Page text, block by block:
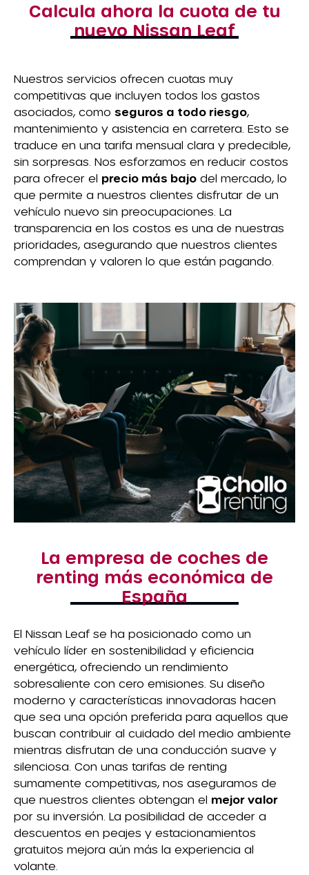
Calcula ahora la cuota de tu
nuevo Nissan Leaf
Nuestros servicios ofrecen cuotas muy
competitivas que incluyen todos los gastos
asociados, como seguros a todo riesgo,
mantenimiento y asistencia en carretera. Esto se
traduce en una tarifa mensual clara y predecible,
sin sorpresas. Nos esforzamos en reducir costos
para ofrecer el precio más bajo del mercado, lo
que permite a nuestros clientes disfrutar de un
vehículo nuevo sin preocupaciones. La
transparencia en los costos es una de nuestras
prioridades, asegurando que nuestros clientes
comprendan y valoren lo que están pagando.
La empresa de coches de
renting más económica de
España
El Nissan Leaf se ha posicionado como un
vehículo líder en sostenibilidad y eficiencia
energética, ofreciendo un rendimiento
sobresaliente con cero emisiones. Su diseño
moderno y características innovadoras hacen
que sea una opción preferida para aquellos que
buscan contribuir al cuidado del medio ambiente
mientras disfrutan de una conducción suave y
silenciosa. Con unas tarifas de renting
sumamente competitivas, nos aseguramos de
que nuestros clientes obtengan el mejor valor
por su inversión. La posibilidad de acceder a
descuentos en peajes y estacionamientos
gratuitos mejora aún más la experiencia al
volante.